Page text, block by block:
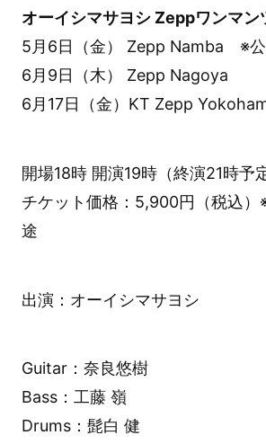
オーイシマサヨシ Zeppワンマ
5月6日（金） Zepp Namba ※公
6月9日（木） Zepp Nagoya
6月17日（金）KT Zepp
開場18時 開演19時（終演21時予定
チケット価格：5,900円（税込）
途
出演：オーイシマサヨシ
Guitar：奈良悠樹
Bass：工藤 嶺
Drums：髭白 健